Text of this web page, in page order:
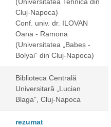
Cluj-Napoca)
Conf. univ. dr. ILOVAN
Oana - Ramona
(Universitatea „Babeș -
Bolyai” din Cluj-Napoca)
Biblioteca Centrală
Universitară „Lucian
Blaga”, Cluj-Napoca
rezumat